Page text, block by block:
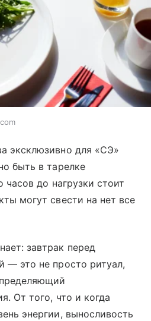
эксклюзивно для «СЭ»
быть в тарелке
часов до нагрузки стоит
могут свести на нет все
завтрак перед
— это не просто ритуал,
От того, что и когда
энергии, выносливость